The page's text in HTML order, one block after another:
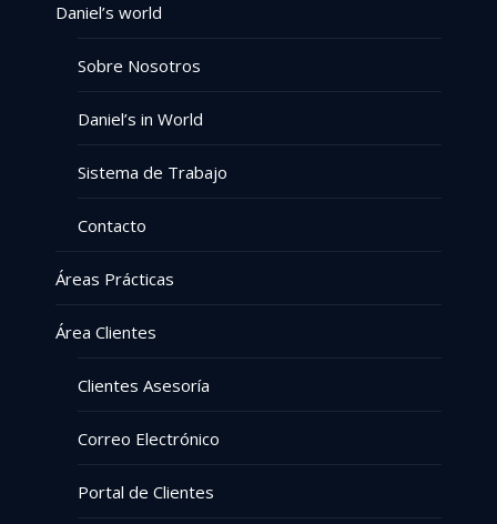
Daniel’s world
Sobre Nosotros
Daniel’s in World
Sistema de Trabajo
Contacto
Áreas Prácticas
Área Clientes
Clientes Asesoría
Correo Electrónico
Portal de Clientes